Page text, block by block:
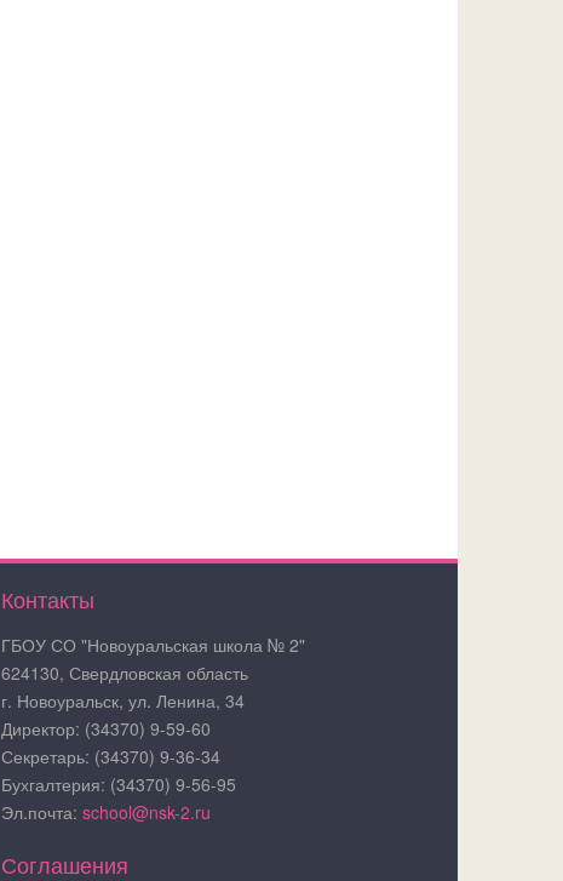
Контакты
ГБОУ СО "Новоуральская школа № 2"
624130, Свердловская область
г. Новоуральск, ул. Ленина, 34
Директор: (34370) 9-59-60
Секретарь: (34370) 9-36-34
Бухгалтерия: (34370) 9-56-95
Эл.почта: school@nsk-2.ru
Соглашения